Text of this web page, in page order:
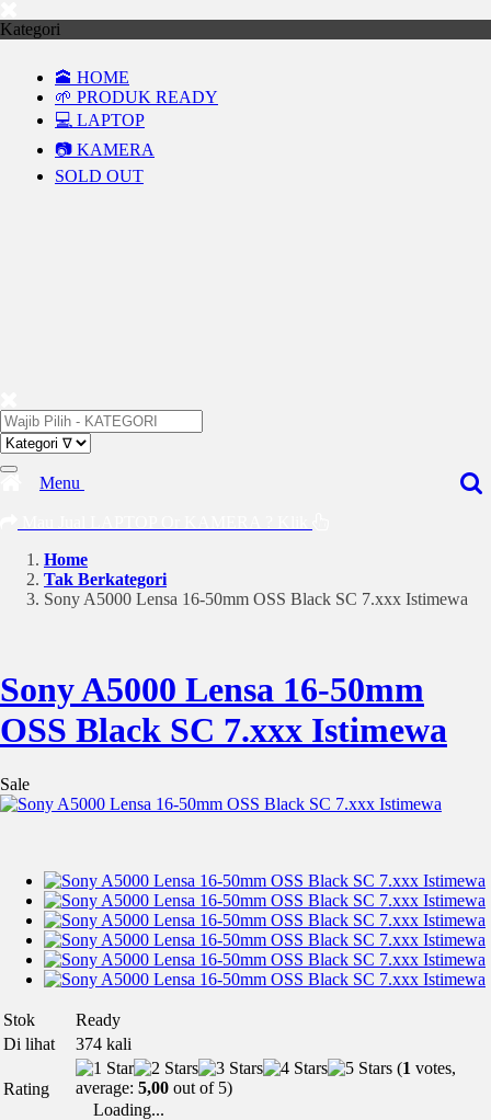
Kategori
🕋 HOME
🌱 PRODUK READY
💻 LAPTOP
📷 KAMERA
SOLD OUT
Menu
Home
Tak Berkategori
Sony A5000 Lensa 16-50mm OSS Black SC 7.xxx Istimewa
Sony A5000 Lensa 16-50mm
OSS Black SC 7.xxx Istimewa
Sale
Stok
Ready
Di lihat
374 kali
Rating
(1 votes,
average: 5,00 out of 5)
Loading...